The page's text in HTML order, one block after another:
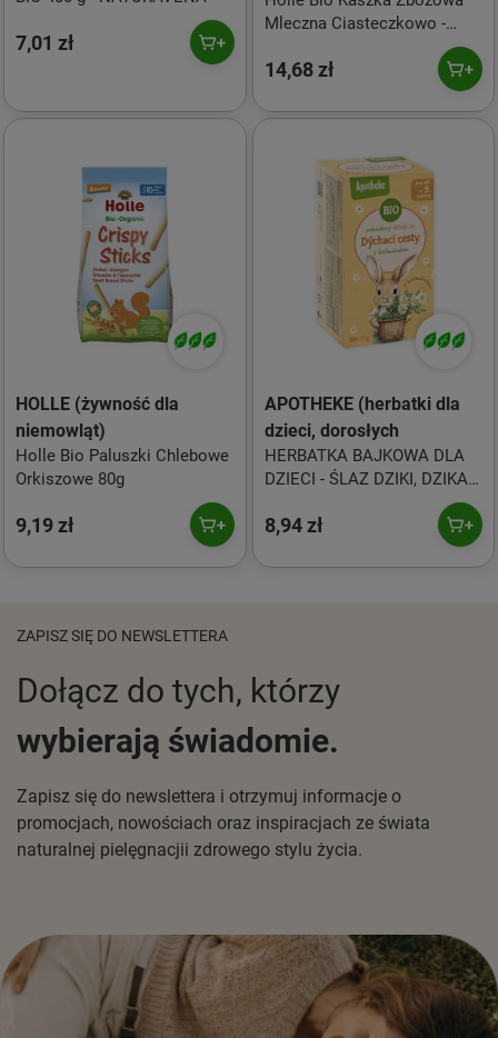
7,01 zł
Mleczna Ciasteczkowo -
14,68 zł
HOLLE (żywność dla
niemowląt)
Holle Bio Paluszki Chlebowe
Orkiszowe 80g
9,19 zł
APOTHEKE (herbatki dla
dzieci, dorosłych
HERBATKA BAJKOWA DLA
DZIECI - ŚLAZ DZIKI, DZIKA
RUMIANEK BIO (20 x 1,5 g)
8,94 zł
ZAPISZ SIĘ DO NEWSLETTERA
Dołącz do tych, którzy
wybierają świadomie.
Zapisz się do newslettera i otrzymuj informacje o
promocjach, nowościach oraz inspiracjach ze świata
naturalnej pielęgnacjii zdrowego stylu życia.